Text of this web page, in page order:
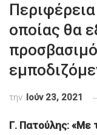
οποίας θα
την Ιούν 23, 2021
Γ. Πατούλης: «Με